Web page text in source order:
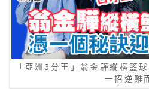
「亞洲3分王」翁金驊縱橫籃
一招逆難